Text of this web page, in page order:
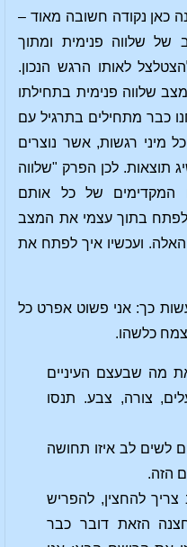
כאן נקודה חשובה מאוד –
של שלווה פנימית ומתוך
לאותו הרגש הנכון.
שלווה פנימית בתחילתו
כבר מתחילים בתרגיל עם
מיני רגשות, אשר נוצרים
תוצאות. לכן הפרק "שלווה
המקדימים של כל אותם
לפתח בתוך עצמי את המצב
האלה. ועכשיו איך לפתח את
כך: אני פשוט אפרט כל
כלשהו.
מה שבעצם העיניים
צורה, צבע. תנסו
לשים לב איזו תחושה
הזה.
צריך להחצין, להפריש
הזאת דובר כבר